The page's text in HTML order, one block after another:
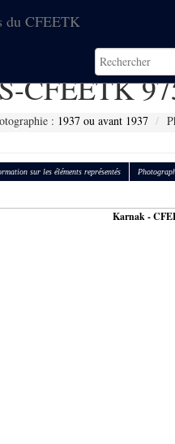
du CFEETK
CFEETK
: 1937 ou avant 1937
sur les éléments représentés